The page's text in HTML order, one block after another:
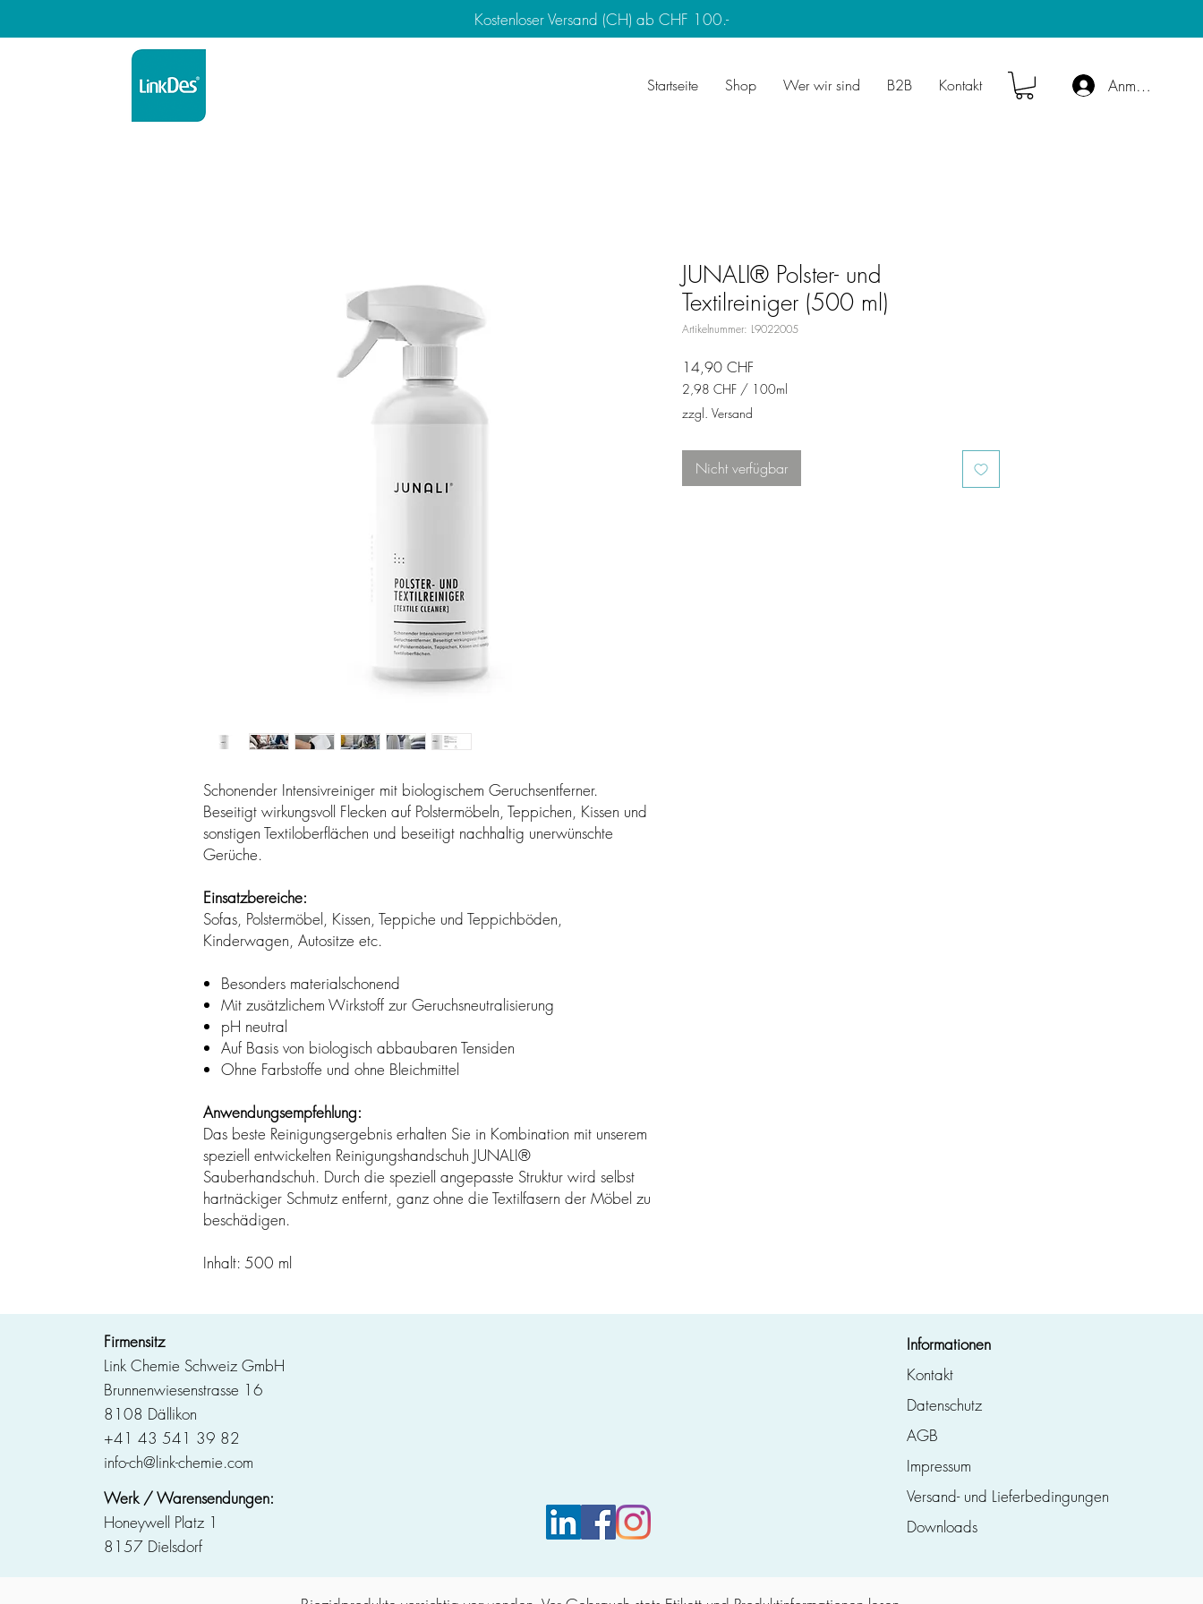
Kostenloser Versand (CH) ab CHF 100.-
Startseite Shop Wer wir sind B2B Kontakt Anmelden
Schonender Intensivreiniger mit biologischem Geruchsentferner.
Beseitigt wirkungsvoll Flecken auf Polstermöbeln, Teppichen, Kissen und
sonstigen Textiloberflächen und beseitigt nachhaltig unerwünschte
Gerüche.
Einsatzbereiche:
Sofas, Polstermöbel, Kissen, Teppiche und Teppichböden,
Kinderwagen, Autositze etc.
Besonders materialschonend
Mit zusätzlichem Wirkstoff zur Geruchsneutralisierung
pH neutral
Auf Basis von biologisch abbaubaren Tensiden
Ohne Farbstoffe und ohne Bleichmittel
Anwendungsempfehlung:
Das beste Reinigungsergebnis erhalten Sie in Kombination mit unserem
speziell entwickelten Reinigungshandschuh JUNALI®
Sauberhandschuh. Durch die speziell angepasste Struktur wird selbst
hartnäckiger Schmutz entfernt, ganz ohne die Textilfasern der Möbel zu
beschädigen.
Inhalt: 500 ml
JUNALI® Polster- und
Textilreiniger (500 ml)
Artikelnummer: L9022005
14,90 CHFPreis
2,98 CHF / 100ml
2,98 CHF
pro
zzgl. Versand
Nicht verfügbar
Firmensitz
Link Chemie Schweiz GmbH
Brunnenwiesenstrasse 16
8108 Dällikon
+41 43 541 39 82
info-ch@link-chemie.com
Werk / Warensendungen:
Honeywell Platz 1
8157 Dielsdorf
Informationen
Kontakt
Datenschutz
AGB
Impressum
Versand- und Lieferbedingungen
Downloads